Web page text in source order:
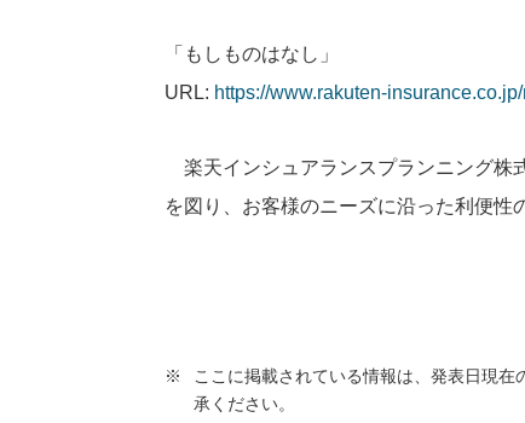
「もしものはなし」
URL: https://www.rakuten-
楽天インシュアランスプランニング株
を図り、お客様のニーズに沿った利便性
ここに掲載されている情報は、発表日現
承ください。